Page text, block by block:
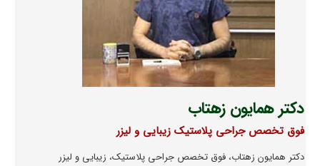
دکتر همایون زهتاب
فوق تخصص جراحی پلاستیک زیبایی و لیزر
دکتر همایون زهتاب، فوق تخصص جراحی پلاستیک، زیبایی و لیزر